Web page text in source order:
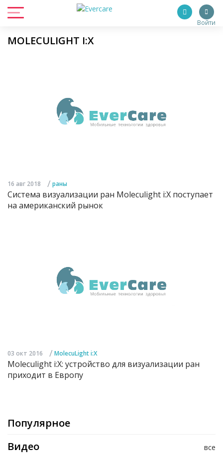
Войти
MOLECULIGHT I:X
16 авг 2018 / раны
Система визуализации ран Moleculight i:X поступает
на американский рынок
03 окт 2016 / MolecuLight i:X
Moleculight i:X: устройство для визуализации ран
приходит в Европу
Популярное
все
Видео